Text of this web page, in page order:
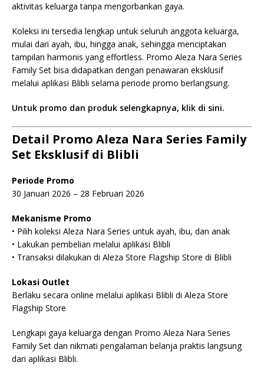
aktivitas keluarga tanpa mengorbankan gaya.
Koleksi ini tersedia lengkap untuk seluruh anggota keluarga,
mulai dari ayah, ibu, hingga anak, sehingga menciptakan
tampilan harmonis yang effortless. Promo Aleza Nara Series
Family Set bisa didapatkan dengan penawaran eksklusif
melalui aplikasi Blibli selama periode promo berlangsung.
Untuk promo dan produk selengkapnya, klik di sini.
Detail Promo Aleza Nara Series Family
Set Eksklusif di Blibli
Periode Promo
30 Januari 2026 – 28 Februari 2026
Mekanisme Promo
• Pilih koleksi Aleza Nara Series untuk ayah, ibu, dan anak
• Lakukan pembelian melalui aplikasi Blibli
• Transaksi dilakukan di Aleza Store Flagship Store di Blibli
Lokasi Outlet
Berlaku secara online melalui aplikasi Blibli di Aleza Store
Flagship Store
Lengkapi gaya keluarga dengan Promo Aleza Nara Series
Family Set dan nikmati pengalaman belanja praktis langsung
dari aplikasi Blibli.